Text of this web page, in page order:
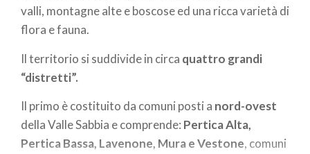
valli, montagne alte e boscose ed una ricca varietà di
flora e fauna.
Il territorio si suddivide in circa quattro grandi
“distretti”.
Il primo è costituito da comuni posti a nord-ovest
della Valle Sabbia e comprende: Pertica Alta,
Pertica Bassa, Lavenone, Mura e Vestone, comuni